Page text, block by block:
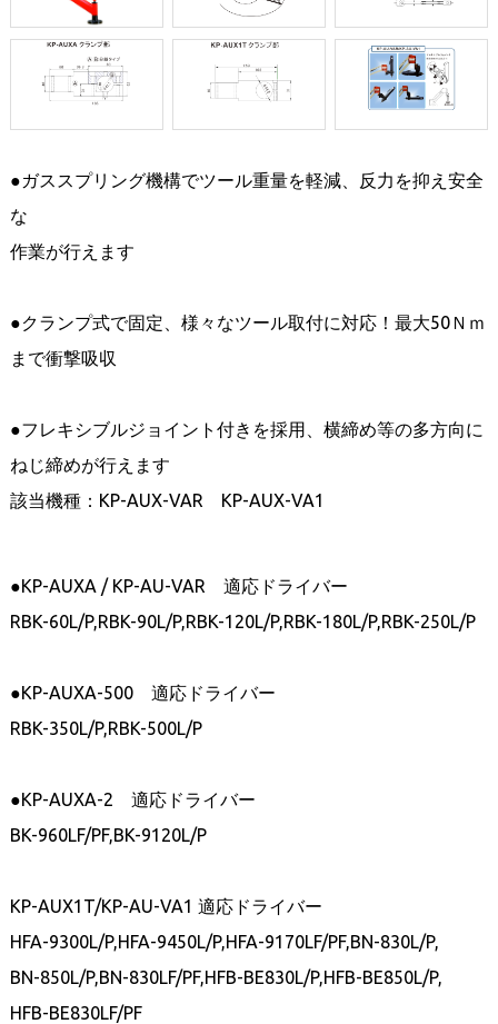
●ガススプリング機構でツール重量を軽減、反力を抑え安全
な
作業が行えます
●クランプ式で固定、様々なツール取付に対応！最大50Ｎｍ
まで衝撃吸収
●フレキシブルジョイント付きを採用、横締め等の多方向に
ねじ締めが行えます
該当機種：KP-AUX-VAR KP-AUX-VA1
●KP-AUXA / KP-AU-VAR 適応ドライバー
RBK-60L/P,RBK-90L/P,RBK-120L/P,RBK-180L/P,RBK-250L/P
●KP-AUXA-500 適応ドライバー
RBK-350L/P,RBK-500L/P
●KP-AUXA-2 適応ドライバー
BK-960LF/PF,BK-9120L/P
KP-AUX1T/KP-AU-VA1 適応ドライバー
HFA-9300L/P,HFA-9450L/P,HFA-9170LF/PF,BN-830L/P,
BN-850L/P,BN-830LF/PF,HFB-BE830L/P,HFB-BE850L/P,
HFB-BE830LF/PF